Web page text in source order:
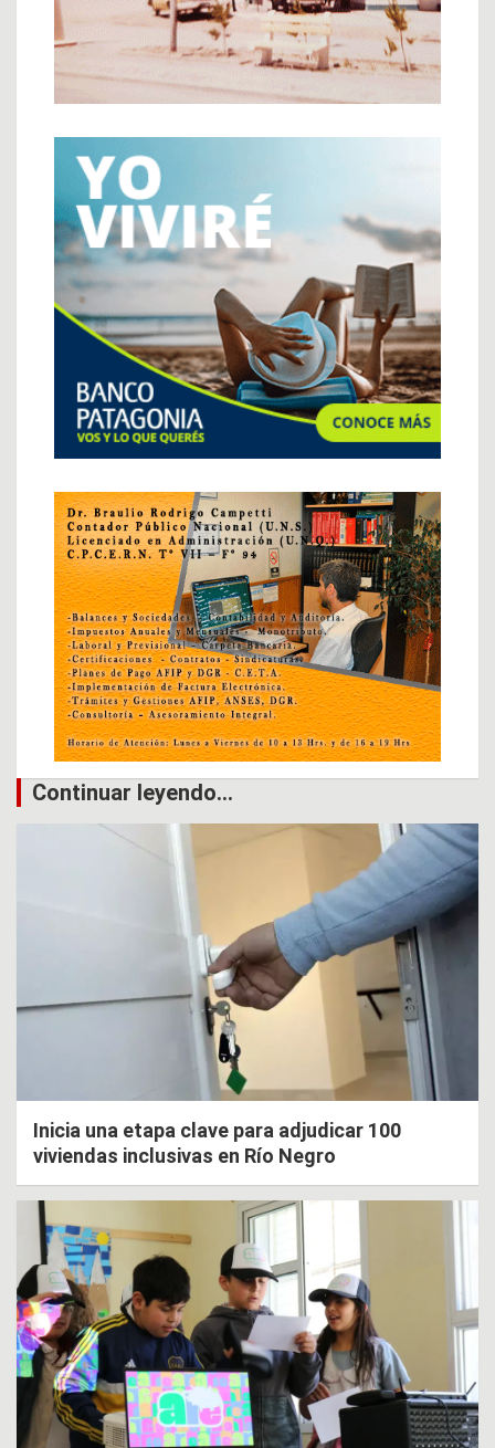
Continuar leyendo...
Inicia una etapa clave para adjudicar 100
viviendas inclusivas en Río Negro